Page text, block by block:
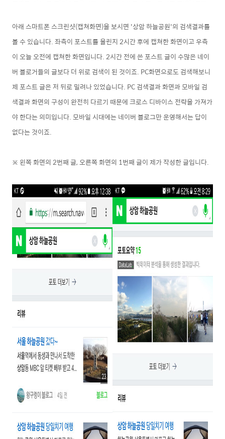
아래 스마트폰 스크린샷(캡쳐화면)을 보시면 '상암 하늘공원'의 검색결과를
볼 수 있습니다. 좌측이 포스트를 올린지 2시간 후에 캡쳐한 화면이고 우측
이 오늘 오전에 캡쳐한 화면입니다. 2시간 전에 쓴 포스트 글이 수많은 네이
버 블로거들의 글보다 더 위로 검색이 된 것이죠. PC화면으로도 검색해보니
제 포스트 글은 저 뒤로 밀려나 있었습니다. PC 검색결과 화면과 모바일 검
색결과 화면의 구성이 완전히 다르기 때문에 크로스 디바이스 전략을 가져가
야 한다는 의미입니다. 모바일 시대에는 네이버 블로그만 운영해서는답이
없다는 것이죠.
※ 왼쪽 화면의 2번째 글, 오른쪽 화면의 1번째 글이 제가 작성한 글입니다.